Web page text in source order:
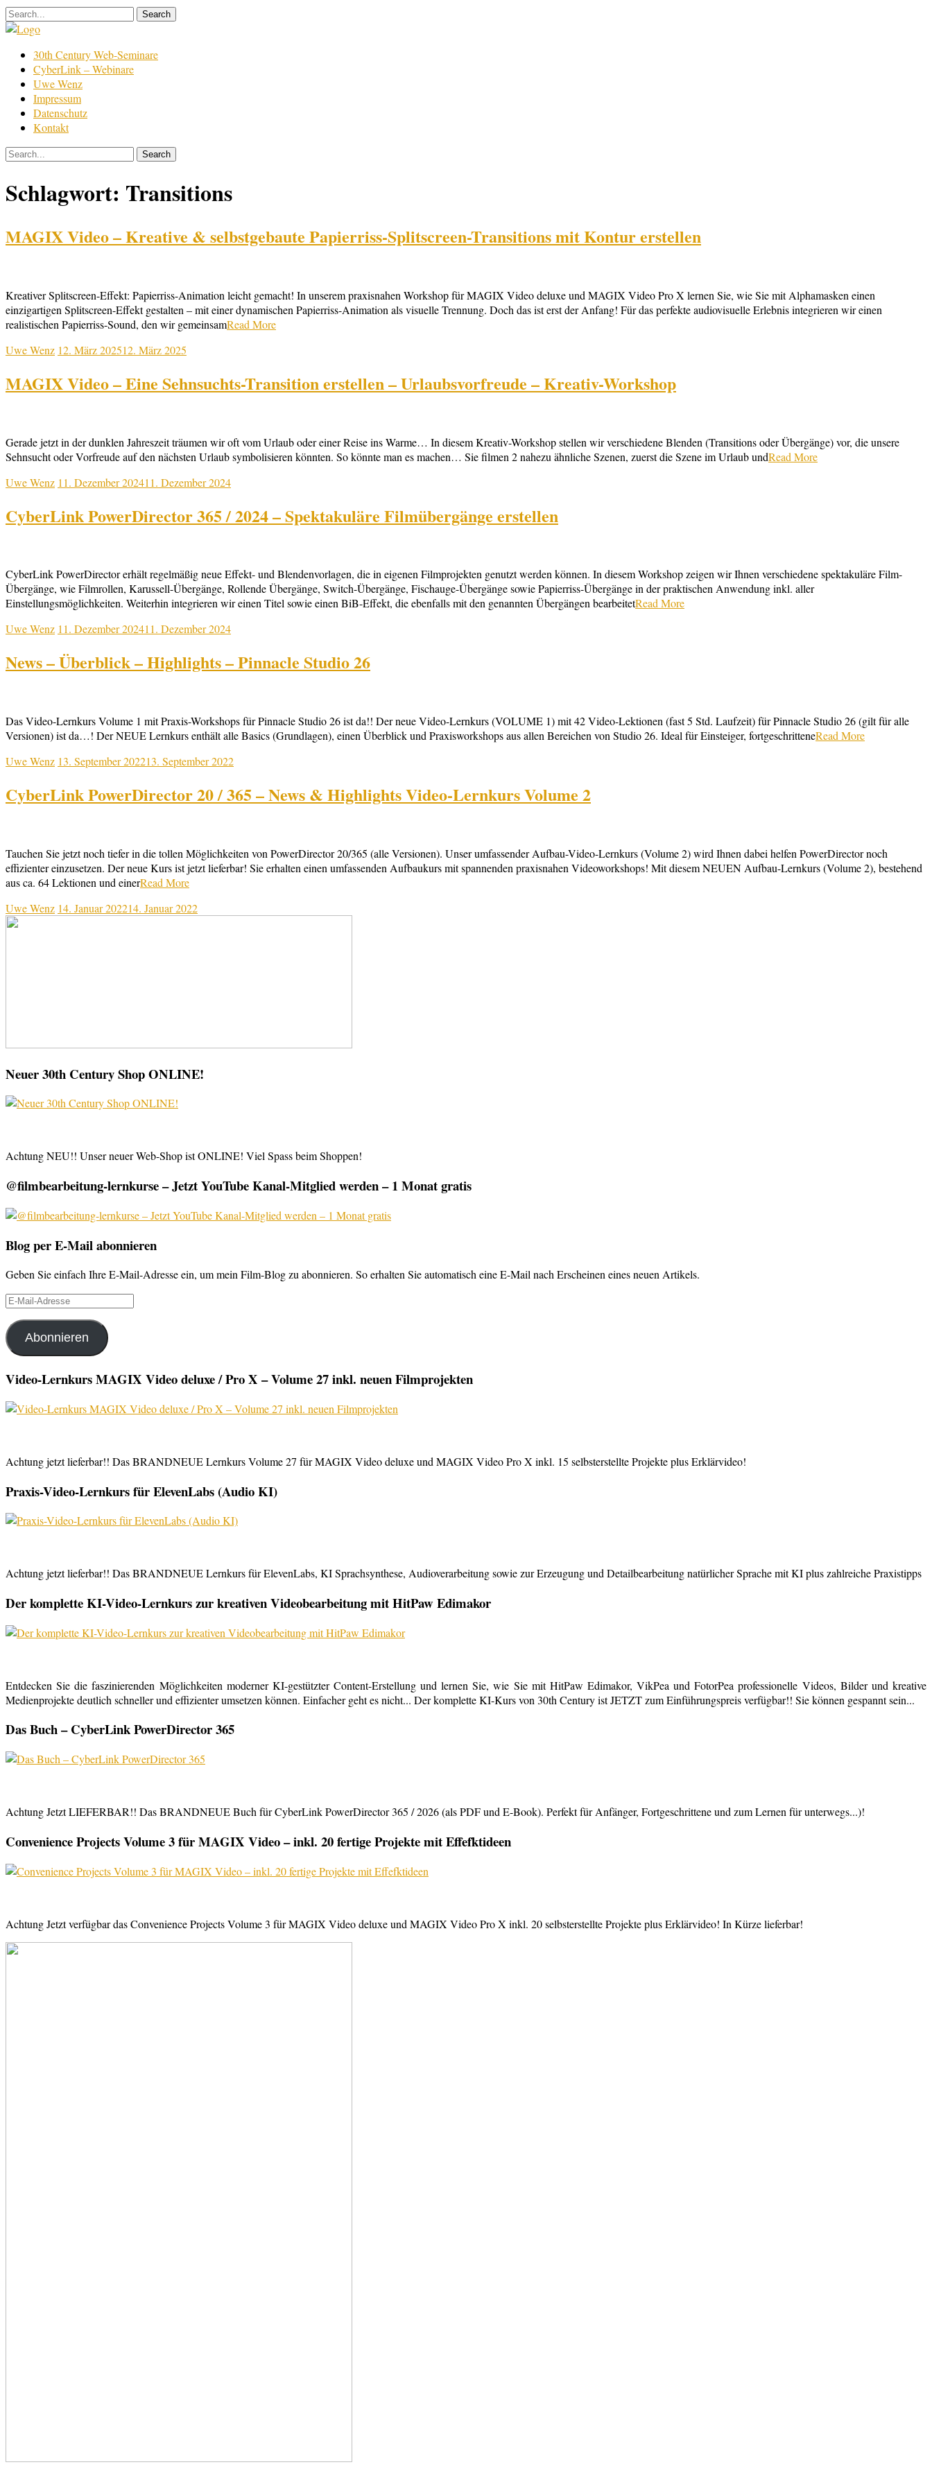
Skip
to
Film
Bearbeitung
30th Century Web-Seminare
CyberLink – Webinare
Uwe Wenz
Impressum
Datenschutz
Kontakt
Schlagwort: Transitions
MAGIX Video – Kreative & selbstgebaute Papierriss-Splitscreen-Transitions mit Kontur erstellen
Kreativer Splitscreen-Effekt: Papierriss-Animation leicht gemacht! In unserem praxisnahen Workshop für MAGIX Video deluxe und MAGIX Video Pro X lernen Sie, wie Sie mit Alphamasken einen
einzigartigen Splitscreen-Effekt gestalten – mit einer dynamischen Papierriss-Animation als visuelle Trennung. Doch das ist erst der Anfang! Für das perfekte audiovisuelle Erlebnis integrieren wir einen
realistischen Papierriss-Sound, den wir gemeinsamRead More
Uwe Wenz 12. März 202512. März 2025
MAGIX Video – Eine Sehnsuchts-Transition erstellen – Urlaubsvorfreude – Kreativ-Workshop
Gerade jetzt in der dunklen Jahreszeit träumen wir oft vom Urlaub oder einer Reise ins Warme… In diesem Kreativ-Workshop stellen wir verschiedene Blenden (Transitions oder Übergänge) vor, die unsere
Sehnsucht oder Vorfreude auf den nächsten Urlaub symbolisieren könnten. So könnte man es machen… Sie filmen 2 nahezu ähnliche Szenen, zuerst die Szene im Urlaub undRead More
Uwe Wenz 11. Dezember 202411. Dezember 2024
CyberLink PowerDirector 365 / 2024 – Spektakuläre Filmübergänge erstellen
CyberLink PowerDirector erhält regelmäßig neue Effekt- und Blendenvorlagen, die in eigenen Filmprojekten genutzt werden können. In diesem Workshop zeigen wir Ihnen verschiedene spektakuläre Film-
Übergänge, wie Filmrollen, Karussell-Übergänge, Rollende Übergänge, Switch-Übergänge, Fischauge-Übergänge sowie Papierriss-Übergänge in der praktischen Anwendung inkl. aller
Einstellungsmöglichkeiten. Weiterhin integrieren wir einen Titel sowie einen BiB-Effekt, die ebenfalls mit den genannten Übergängen bearbeitetRead More
Uwe Wenz 11. Dezember 202411. Dezember 2024
News – Überblick – Highlights – Pinnacle Studio 26
Das Video-Lernkurs Volume 1 mit Praxis-Workshops für Pinnacle Studio 26 ist da!! Der neue Video-Lernkurs (VOLUME 1) mit 42 Video-Lektionen (fast 5 Std. Laufzeit) für Pinnacle Studio 26 (gilt für alle
Versionen) ist da…! Der NEUE Lernkurs enthält alle Basics (Grundlagen), einen Überblick und Praxisworkshops aus allen Bereichen von Studio 26. Ideal für Einsteiger, fortgeschritteneRead More
Uwe Wenz 13. September 202213. September 2022
CyberLink PowerDirector 20 / 365 – News & Highlights Video-Lernkurs Volume 2
Tauchen Sie jetzt noch tiefer in die tollen Möglichkeiten von PowerDirector 20/365 (alle Versionen). Unser umfassender Aufbau-Video-Lernkurs (Volume 2) wird Ihnen dabei helfen PowerDirector noch
effizienter einzusetzen. Der neue Kurs ist jetzt lieferbar! Sie erhalten einen umfassenden Aufbaukurs mit spannenden praxisnahen Videoworkshops! Mit diesem NEUEN Aufbau-Lernkurs (Volume 2), bestehend
aus ca. 64 Lektionen und einerRead More
Uwe Wenz 14. Januar 202214. Januar 2022
Neuer 30th Century Shop ONLINE!
Achtung NEU!! Unser neuer Web-Shop ist ONLINE! Viel Spass beim Shoppen!
@filmbearbeitung-lernkurse – Jetzt YouTube Kanal-Mitglied werden – 1 Monat gratis
Blog per E-Mail abonnieren
Geben Sie einfach Ihre E-Mail-Adresse ein, um mein Film-Blog zu abonnieren. So erhalten Sie automatisch eine E-Mail nach Erscheinen eines neuen Artikels.
E-
Adresse
Abonnieren
Video-Lernkurs MAGIX Video deluxe / Pro X – Volume 27 inkl. neuen Filmprojekten
Achtung jetzt lieferbar!! Das BRANDNEUE Lernkurs Volume 27 für MAGIX Video deluxe und MAGIX Video Pro X inkl. 15 selbsterstellte Projekte plus Erklärvideo!
Praxis-Video-Lernkurs für ElevenLabs (Audio KI)
Achtung jetzt lieferbar!! Das BRANDNEUE Lernkurs für ElevenLabs, KI Sprachsynthese, Audioverarbeitung sowie zur Erzeugung und Detailbearbeitung natürlicher Sprache mit KI plus zahlreiche Praxistipps
Der komplette KI-Video-Lernkurs zur kreativen Videobearbeitung mit HitPaw Edimakor
Entdecken Sie die faszinierenden Möglichkeiten moderner KI-gestützter Content-Erstellung und lernen Sie, wie Sie mit HitPaw Edimakor, VikPea und FotorPea professionelle Videos, Bilder und kreative
Medienprojekte deutlich schneller und effizienter umsetzen können. Einfacher geht es nicht... Der komplette KI-Kurs von 30th Century ist JETZT zum Einführungspreis verfügbar!! Sie können gespannt sein...
Das Buch – CyberLink PowerDirector 365
Achtung Jetzt LIEFERBAR!! Das BRANDNEUE Buch für CyberLink PowerDirector 365 / 2026 (als PDF und E-Book). Perfekt für Anfänger, Fortgeschrittene und zum Lernen für unterwegs...)!
Convenience Projects Volume 3 für MAGIX Video – inkl. 20 fertige Projekte mit Effefktideen
Achtung Jetzt verfügbar das Convenience Projects Volume 3 für MAGIX Video deluxe und MAGIX Video Pro X inkl. 20 selbsterstellte Projekte plus Erklärvideo! In Kürze lieferbar!